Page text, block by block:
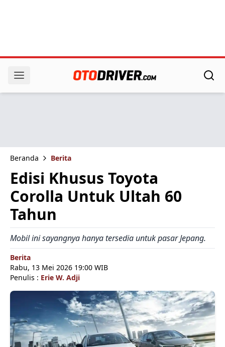
Beranda Berita
Edisi Khusus Toyota
Corolla Untuk Ultah 60
Tahun
Mobil ini sayangnya hanya tersedia untuk pasar Jepang.
Berita
Rabu, 13 Mei 2026 19:00 WIB
Penulis : Erie W. Adji